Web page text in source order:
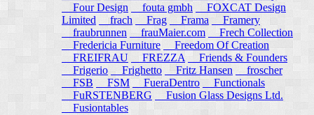
Four Design
fouta gmbh
FOXCAT Design
Limited
frach Frag Frama
Framery
fraubrunnen
frauMaier.com
Frech Collection
Fredericia Furniture
Freedom Of Creation
FREIFRAU
FREZZA
Friends & Founders
Frigerio
Frighetto Fritz Hansen
froscher
FSB
FSM FueraDentro
Functionals
FuRSTENBERG
Fusion Glass Designs Ltd.
Fusiontables